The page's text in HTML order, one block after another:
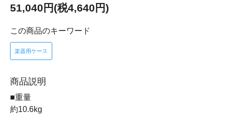
51,040円(税4,640円)
この商品のキーワード
楽器用ケース
商品説明
■重量
約10.6kg